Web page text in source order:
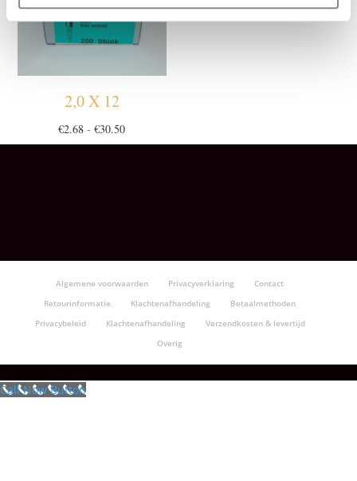
2,0 X 12
€2.68 - €30.50Prijsklasse:
€2.68
Algemene voorwaarden Privacyverklaring
Contact
Retourinformatie
Klachtenafhandeling
Betaalmethoden
Privacybeleid
Klachtenafhandeling
Verzendkosten & levertijd
Overig
Call Now Button